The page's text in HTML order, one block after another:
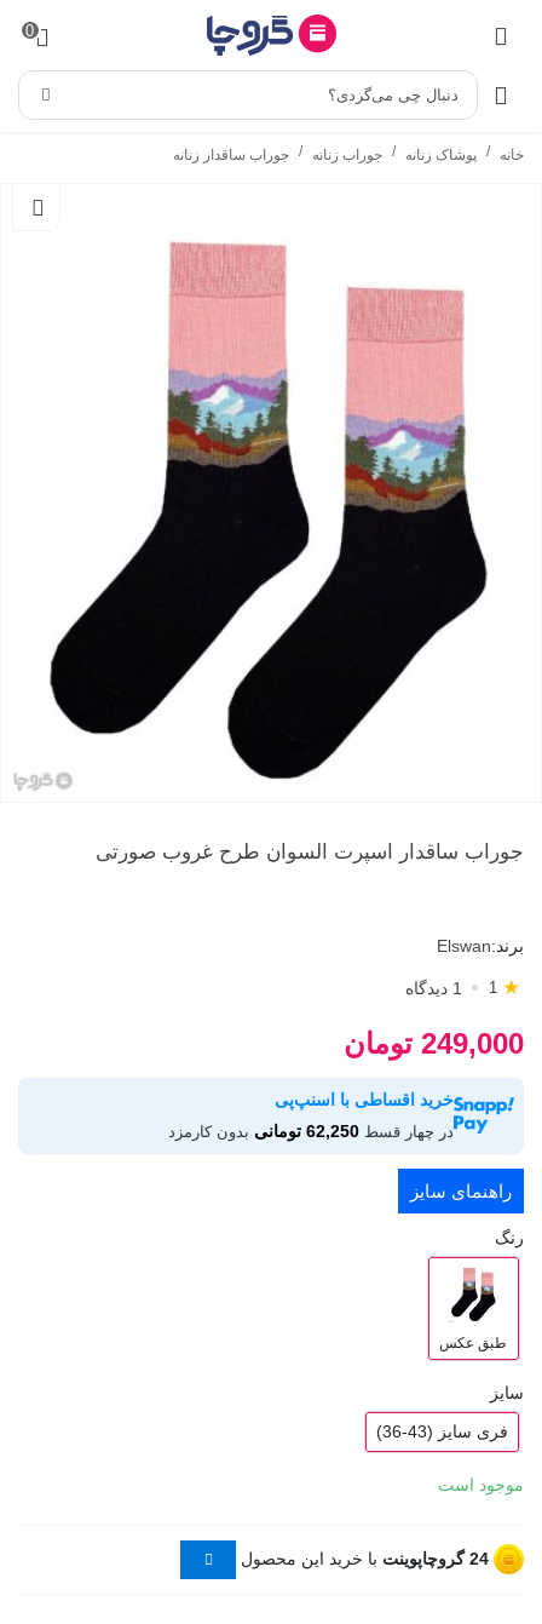
0
دنبال چی می‌گردی؟
خانه / پوشاک زنانه / جوراب زنانه / جوراب ساقدار زنانه
جوراب ساقدار اسپرت السوان طرح غروب صورتی
برند:Elswan
1 ★ 1 دیدگاه
249,000 تومان
خرید اقساطی با اسنپ‌پی
در چهار قسط 62,250 تومانی بدون کارمزد
راهنمای سایز
رنگ
طبق عکس
سایز
فری سایز (43-36)
موجود است
24گروچاپوینت با خرید این محصول